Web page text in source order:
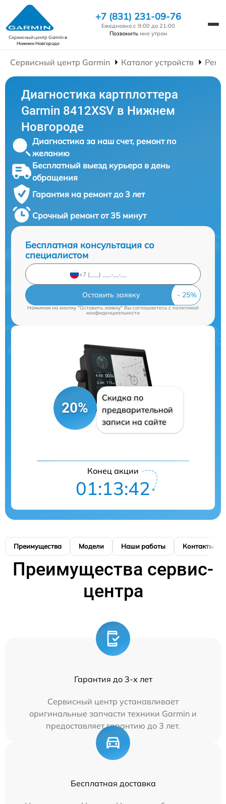
Сервисный центр Garminв
Нижнем Новгороде
+7 (831) 231-09-76
Ежедневно с 9:00 до 21:00
Позвонить мне утром
Сервисный центр Garmin Каталог устройств
Диагностика картплоттера
Garmin 8412XSV в Нижнем
Новгороде
Диагностика за наш счет, ремонт по
желанию
Бесплатный выезд курьера в день
обращения
Гарантия на ремонт до 3 лет
Срочный ремонт от 35 минут
Бесплатная консультация со
специалистом
Оставить заявку
Нажимая на кнопку "Оставить заявку" Вы соглашаетесь cполитикой
конфиденциальности
20%
Скидка по
предварительной
записи на сайте
Конец акции
01:13:41
Преимущества Модели Наши работы Контакты
Преимущества сервис-
центра
Гарантия до 3-х лет
Сервисный центр устанавливает
оригинальные запчасти техники Garmin и
предоставляет гарантию до 3 лет.
Бесплатная доставка